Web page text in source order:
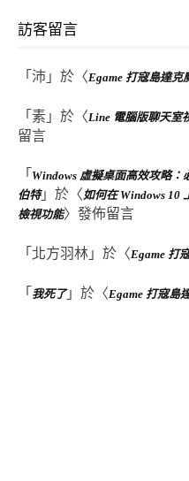
訪客留言
「 沛 」於〈Egame 打寇島達克
「 素 」於〈Line 電腦版聊天室
留言
「 Windows 虛擬桌面高效攻略
伯特」於〈如何在 Windows 10
檢視功能〉發佈留言
「 北方羽林 」於〈Egame 打
「 我死了」於〈Egame 打寇島